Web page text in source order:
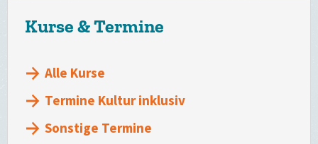
Kurse & Termine
Alle Kurse
Termine Kultur inklusiv
Sonstige Termine